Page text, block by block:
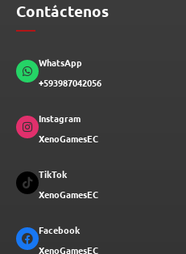
Contáctenos
WhatsApp
+593987042056
Instagram
XenoGamesEC
TikTok
XenoGamesEC
Facebook
XenoGamesEC